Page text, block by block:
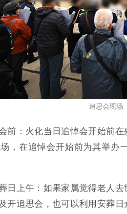
追思会现场
前：火化当日追悼会开始前
，在追悼会开始前为其举办
日上午：如果家属觉得老人
开追思会，也可以利用安葬